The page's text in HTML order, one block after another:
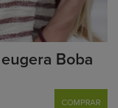
Boba
COMPRAR